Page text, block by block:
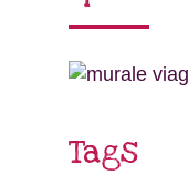
Tags